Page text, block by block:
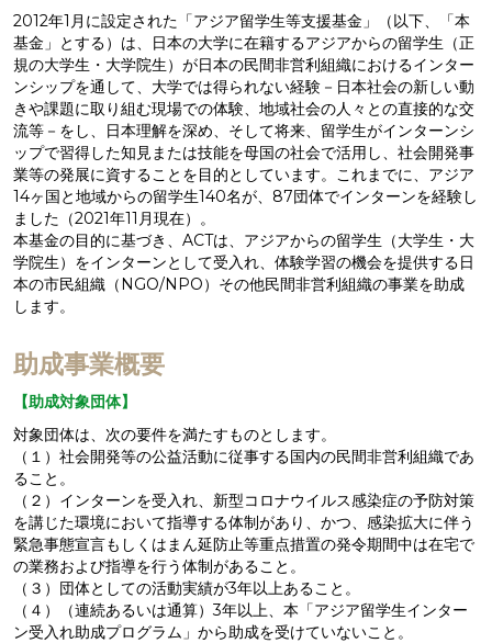
2012年1月に設定された「アジア留学生等支援基金」（以下、「本
基金」とする）は、日本の大学に在籍するアジアからの留学生（正
規の大学生・大学院生）が日本の民間非営利組織におけるインター
ンシップを通して、大学では得られない経験－日本社会の新しい動
きや課題に取り組む現場での体験、地域社会の人々との直接的な交
流等－をし、日本理解を深め、そして将来、留学生がインターンシ
ップで習得した知見または技能を母国の社会で活用し、社会開発事
業等の発展に資することを目的としています。これまでに、アジア
14ヶ国と地域からの留学生140名が、87団体でインターンを経験し
ました（2021年11月現在）。
本基金の目的に基づき、ACTは、アジアからの留学生（大学生・大
学院生）をインターンとして受入れ、体験学習の機会を提供する日
本の市民組織（NGO/NPO）その他民間非営利組織の事業を助成
します。
助成事業概要
【助成対象団体】
対象団体は、次の要件を満たすものとします。
（１）社会開発等の公益活動に従事する国内の民間非営利組織であ
ること。
（２）インターンを受入れ、新型コロナウイルス感染症の予防対策
を講じた環境において指導する体制があり、かつ、感染拡大に伴う
緊急事態宣言もしくはまん延防止等重点措置の発令期間中は在宅で
の業務および指導を行う体制があること。
（３）団体としての活動実績が3年以上あること。
（４）（連続あるいは通算）3年以上、本「アジア留学生インター
ン受入れ助成プログラム」から助成を受けていないこと。